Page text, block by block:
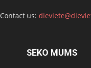
Contact us:
SEKO MUMS